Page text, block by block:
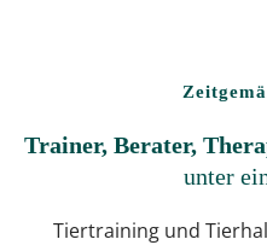
Trainer, Berater,
unter
Tiertraining und